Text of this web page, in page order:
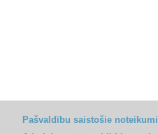
Pašvaldību saistošie noteikumi